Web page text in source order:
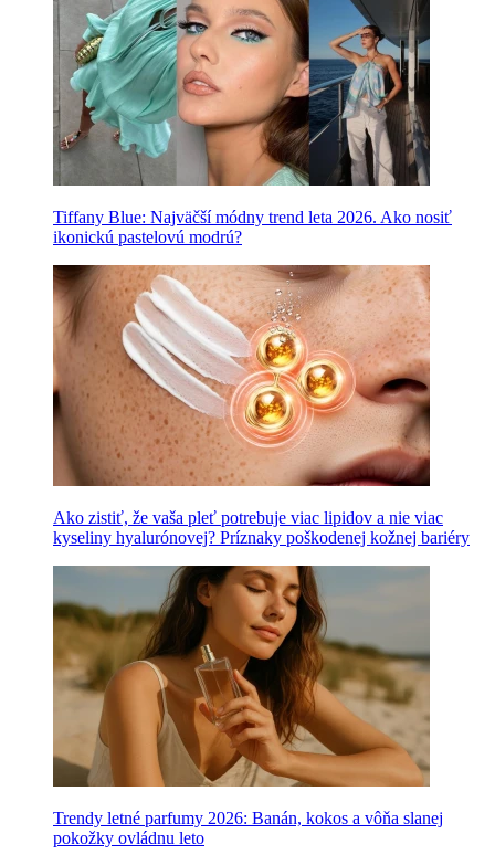
Tiffany Blue: Najväčší módny trend leta 2026. Ako nosiť
ikonickú pastelovú modrú?
Ako zistiť, že vaša pleť potrebuje viac lipidov a nie viac
kyseliny hyalurónovej? Príznaky poškodenej kožnej bariéry
Trendy letné parfumy 2026: Banán, kokos a vôňa slanej
pokožky ovládnu leto